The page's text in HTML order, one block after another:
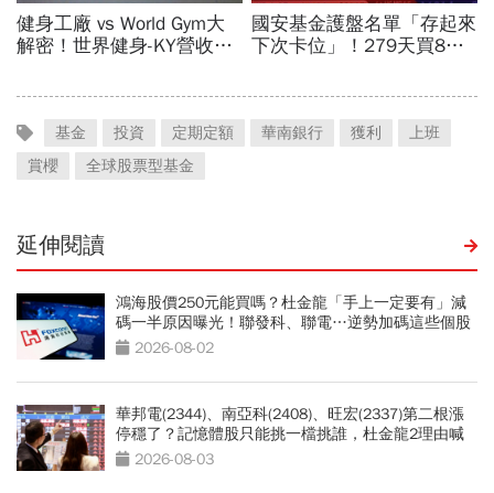
基金 投資 定期定額 華南銀行 獲利
上班
賞櫻
全球股票型基金
延伸閱讀
鴻海股價250元能買嗎？杜金龍「手上一定要有」減
碼一半原因曝光！聯發科、聯電…逆勢加碼這些個股
2026-08-02
華邦電(2344)、南亞科(2408)、旺宏(2337)第二根漲
停穩了？記憶體股只能挑一檔挑誰，杜金龍2理由喊
選它2026-08-03